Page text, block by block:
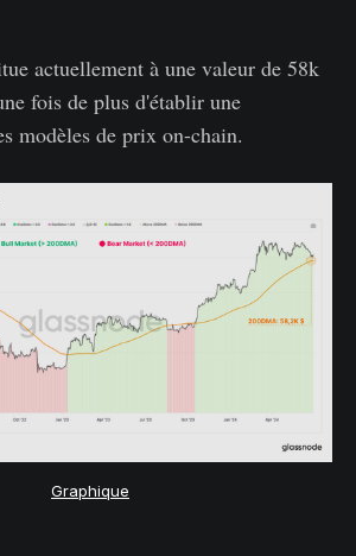
actuellement à une valeur de 58k
fois de plus d'établir une
modèles de prix on-chain.
Graphique